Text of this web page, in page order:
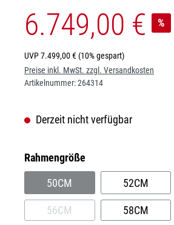
6.749,00 € %
UVP7.499,00 €(10% gespart)
Preise inkl. MwSt. zzgl. Versandkosten
Artikelnummer:264314
Derzeit nicht verfügbar
Rahmengrößeauswählen
50CM
(DIESE OPTION IST ZURZEIT
52CM
56CM
(DIESE OPTION IST ZURZEIT
58CM